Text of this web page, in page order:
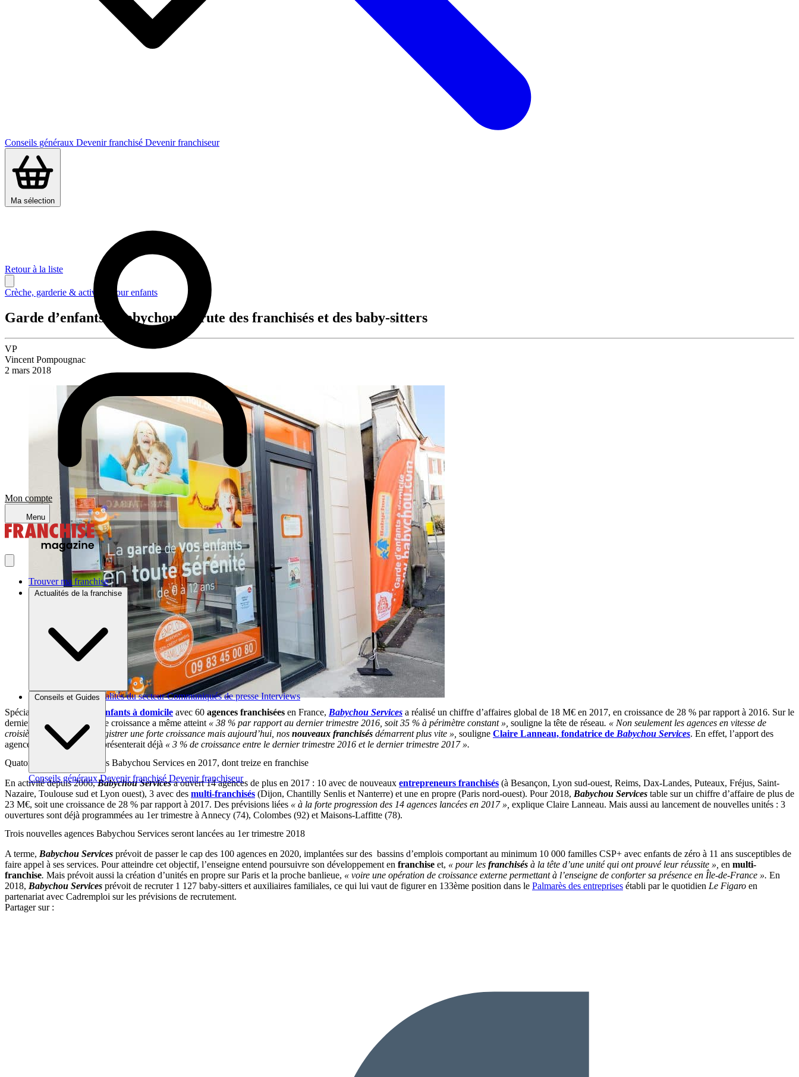
Conseils généraux Devenir franchisé Devenir franchiseur
Ma sélection
Mon compte
Menu
Trouver ma franchise
Actualités de la franchise
Brèves et actus Actualités du secteur Communiqués de presse Interviews
Conseils et Guides
Conseils généraux Devenir franchisé Devenir franchiseur
Retour à la liste
Crèche, garderie & activités pour enfants
Garde d’enfants : Babychou recrute des franchisés et des baby-sitters
VP
Vincent Pompougnac
2 mars 2018
Spécialiste de la garde d’enfants à domicile avec 60 agences franchisées en France, Babychou Services a réalisé un chiffre d’affaires global de 18 M€ en 2017, en croissance de 28 % par rapport à 2016. Sur le
dernier trimestre 2017, cette croissance a même atteint « 38 % par rapport au dernier trimestre 2016, soit 35 % à périmètre constant », souligne la tête de réseau. « Non seulement les agences en vitesse de
croisière continuent d’enregistrer une forte croissance mais aujourd’hui, nos nouveaux franchisés démarrent plus vite », souligne Claire Lanneau, fondatrice de Babychou Services. En effet, l’apport des
agences créées en 2017 représenterait déjà « 3 % de croissance entre le dernier trimestre 2016 et le dernier trimestre 2017 ».
Quatorze nouvelles agences Babychou Services en 2017, dont treize en franchise
En activité depuis 2006,Babychou Servicesa ouvert 14 agences de plus en 2017 : 10 avec de nouveaux entrepreneurs franchisés (à Besançon, Lyon sud-ouest, Reims, Dax-Landes, Puteaux, Fréjus, Saint-
Nazaire, Toulouse sud et Lyon ouest), 3 avec des multi-franchisés (Dijon, Chantilly Senlis et Nanterre) et une en propre (Paris nord-ouest). Pour 2018, Babychou Services table sur un chiffre d’affaire de plus de
23 M€, soit une croissance de 28 % par rapport à 2017. Des prévisions liées « à la forte progression des 14 agences lancées en 2017 », explique Claire Lanneau. Mais aussi au lancement de nouvelles unités : 3
ouvertures sont déjà programmées au 1er trimestre à Annecy (74), Colombes (92) et Maisons-Laffitte (78).
Trois nouvelles agences Babychou Services seront lancées au 1er trimestre 2018
A terme, Babychou Services prévoit de passer le cap des 100 agences en 2020, implantées sur des bassins d’emplois comportant au minimum 10 000 familles CSP+ avec enfants de zéro à 11 ans susceptibles de
faire appel à ses services. Pour atteindre cet objectif, l’enseigne entend poursuivre son développement en franchise et, « pour les franchisés à la tête d’une unité qui ont prouvé leur réussite », en multi-
franchise. Mais prévoit aussi la création d’unités en propre sur Paris et la proche banlieue, « voire une opération de croissance externe permettant à l’enseigne de conforter sa présence en Île-de-France ». En
2018, Babychou Services prévoit de recruter 1 127 baby-sitters et auxiliaires familiales, ce qui lui vaut de figurer en 133ème position dans le Palmarès des entreprises établi par le quotidien Le Figaro en
partenariat avec Cadremploi sur les prévisions de recrutement.
Partager sur :